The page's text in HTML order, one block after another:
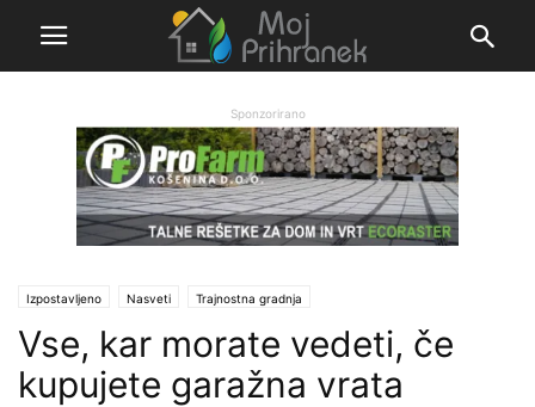
Sponzorirano
Izpostavljeno Nasveti Trajnostna gradnja
Vse, kar morate vedeti, če
kupujete garažna vrata